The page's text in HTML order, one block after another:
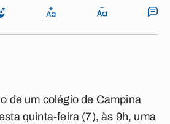
de um colégio de Campina
quinta-feira (7), às 9h, uma